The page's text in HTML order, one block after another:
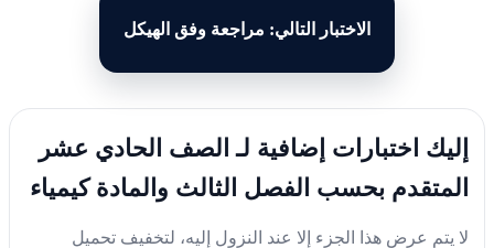
الاختبار التالي: مراجعة وفق الهيكل
اختبارات إضافية لـ الصف الحادي عشر
بحسب الفصل الثالث والمادة كيمياء
يتم عرض هذا الجزء إلا عند النزول إليه، لتخفيف تحميل